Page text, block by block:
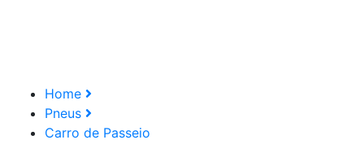
Home
Pneus
Carro de Passeio